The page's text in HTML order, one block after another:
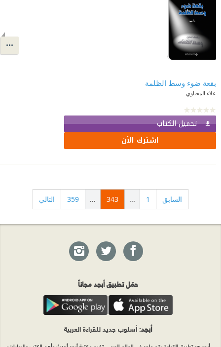
بقعة ضوء وسط الظلمة
علاء المحياوي
تحميل الكتاب
اشترك الآن
السابق 1
...
343
...
359 التالي
حمّل تطبيق أبجد مجاناً
أبجد: أسلوب جديد للقراءة العربية